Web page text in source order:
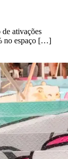
ativações
no espaço […]